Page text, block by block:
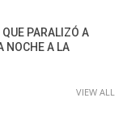
PARALIZÓ A
NOCHE A LA
VIEW ALL